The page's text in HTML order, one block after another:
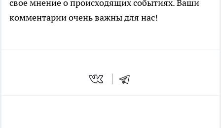
свое мнение о происходящих событиях. Ваши
комментарии очень важны для нас!